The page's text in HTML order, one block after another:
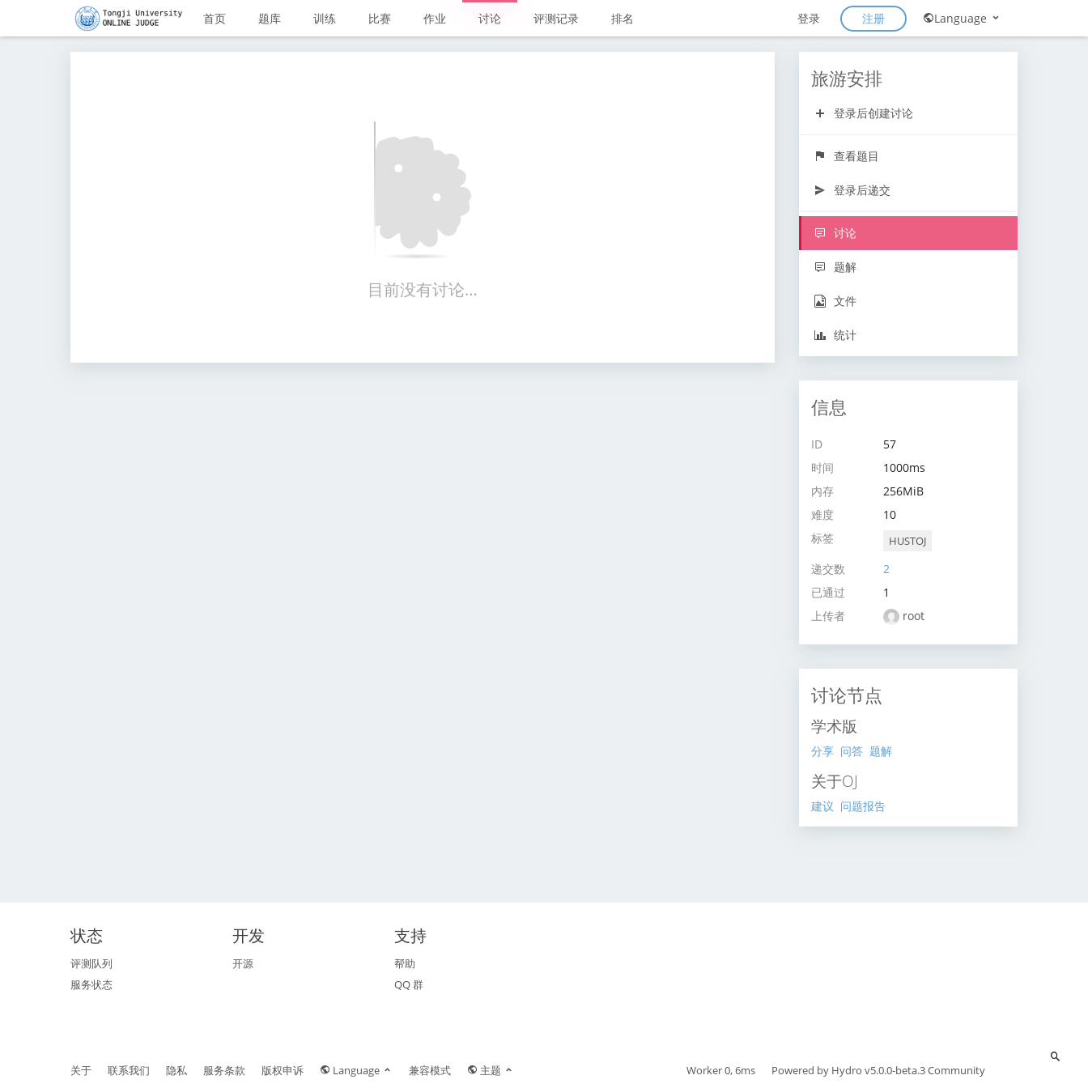
首页 题库 训练 比赛 作业 讨论 评测记录 排名 登录 注册 Language
目前没有讨论…
旅游安排
登录后创建讨论
查看题目
登录后递交
讨论
题解
文件
统计
信息
ID
57
时间
1000ms
内存
256MiB
难度
10
标签
HUSTOJ
递交数
2
已通过
1
上传者
root
讨论节点
学术版
分享 问答 题解
关于OJ
建议 问题报告
状态
评测队列
服务状态
开发
开源
支持
帮助
QQ 群
关于 联系我们 隐私 服务条款 版权申诉 Language 兼容模式 主题 Worker 0, 6ms Powered by Hydro v5.0.0-beta.3Community